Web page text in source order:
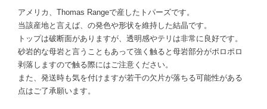
アメリカ、Thomas Rangeで産したトパーズです。
当該産地と言えば、の発色や形状を維持した結晶です。
トップは破断面がありますが、透明感やテリは非常に良好です。
砂岩的な母岩と言うこともあって強く触ると母岩部分がポロポロ
剥落しますので触る際にはご注意ください。
また、発送時も気を付けますが若干の欠片が落ちる可能性がある
点はご了承願います。